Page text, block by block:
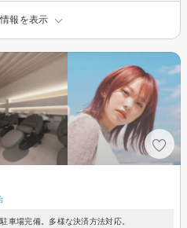
報を表示
車場完備。多様な決済方法対応。